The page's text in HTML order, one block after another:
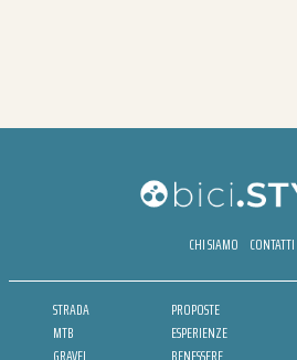
CHI SIAMO CONTATTI
STRADA
MTB
PROPOSTE
ESPERIENZE